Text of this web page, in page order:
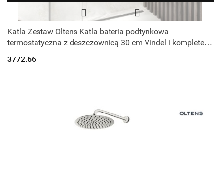
Katla Zestaw Oltens Katla bateria podtynkowa
termostatyczna z deszczownicą 30 cm Vindel i kompletem
3772.66